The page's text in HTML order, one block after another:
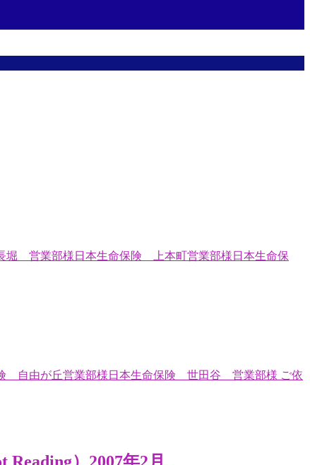
営業部様日本生命保険 上本町営業部様日本生命保
自由が丘営業部様日本生命保険 世田谷 営業部様 ご依